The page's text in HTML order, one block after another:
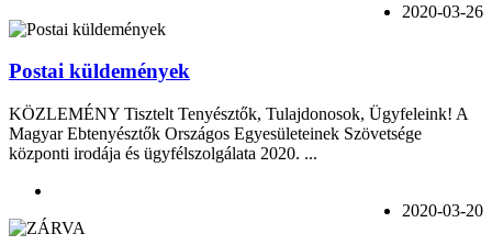
2020-03-26
Postai küldemények
KÖZLEMÉNY Tisztelt Tenyésztők, Tulajdonosok, Ügyfeleink! A
Magyar Ebtenyésztők Országos Egyesületeinek Szövetsége
központi irodája és ügyfélszolgálata 2020. ...
2020-03-20